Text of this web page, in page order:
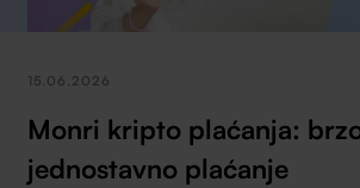
15.06.2026
Monri kripto plaćanja:
jednostavno plaćanje